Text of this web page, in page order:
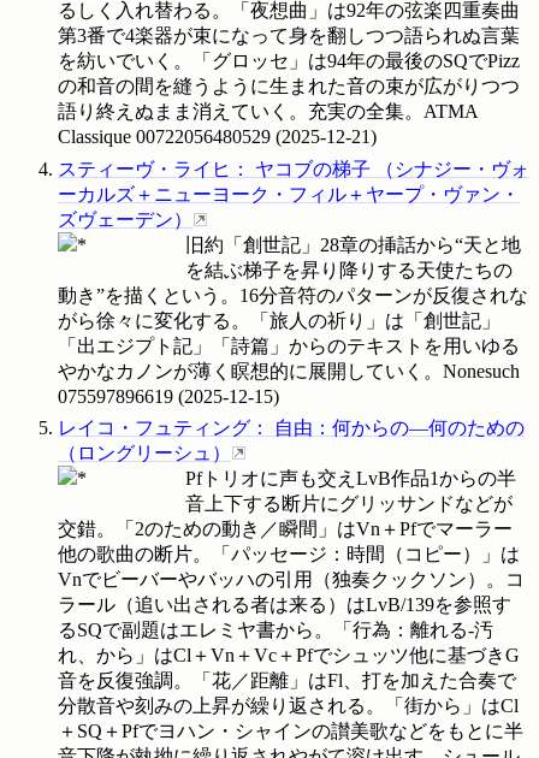
るしく入れ替わる。「夜想曲」は92年の弦楽四重奏曲
第3番で4楽器が束になって身を翻しつつ語られぬ言葉
を紡いでいく。「グロッセ」は94年の最後のSQでPizz
の和音の間を縫うように生まれた音の束が広がりつつ
語り終えぬまま消えていく。充実の全集。ATMA
Classique 00722056480529 (2025-12-21)
スティーヴ・ライヒ ： ヤコブの梯子 （ シナジー・ヴォ
ーカルズ＋ニューヨーク・フィル＋ヤープ・ヴァン・
ズヴェーデン）
旧約「創世記」28章の挿話から“天と地
を結ぶ梯子を昇り降りする天使たちの
動き”を描くという。16分音符のパターンが反復されな
がら徐々に変化する。「旅人の祈り」は「創世記」
「出エジプト記」「詩篇」からのテキストを用いゆる
やかなカノンが薄く瞑想的に展開していく。Nonesuch
075597896619 (2025-12-15)
レイコ・フュティング ：
自由：何からの―何のための
（ ロングリーシュ ）
Pfトリオに声も交えLvB作品1からの半
音上下する断片にグリッサンドなどが
交錯。「2のための動き／瞬間」はVn＋Pfでマーラー
他の歌曲の断片。「パッセージ：時間（コピー）」は
Vnでビーバーやバッハの引用（独奏クックソン）。コ
ラール（追い出される者は来る）はLvB/139を参照す
るSQで副題はエレミヤ書から。「行為：離れる‐汚
れ、から」はCl＋Vn＋Vc＋Pfでシュッツ他に基づきG
音を反復強調。「花／距離」はFl、打を加えた合奏で
分散音や刻みの上昇が繰り返される。「街から」はCl
＋SQ＋Pfでヨハン・シャインの讃美歌などをもとに半